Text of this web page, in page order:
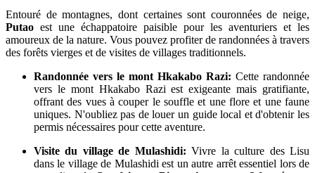
Entouré de montagnes, dont certaines sont couronnées de neige,
Putao est une échappatoire paisible pour les aventuriers et les
amoureux de la nature. Vous pouvez profiter de randonnées à travers
des forêts vierges et de visites de villages traditionnels.
Randonnée vers le mont Hkakabo Razi: Cette randonnée
vers le mont Hkakabo Razi est exigeante mais gratifiante,
offrant des vues à couper le souffle et une flore et une faune
uniques. N'oubliez pas de louer un guide local et d'obtenir les
permis nécessaires pour cette aventure.
Visite du village de Mulashidi:Vivre la culture des Lisu
dans le village de Mulashidi est un autre arrêt essentiel lors de